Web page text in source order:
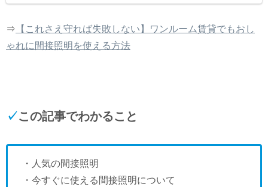
⇒ 【これさえ守れば失敗しない】ワンルーム賃貸でもおし
ゃれに間接照明を使える方法
✓この記事でわかること
・人気の間接照明
・今すぐに使える間接照明について